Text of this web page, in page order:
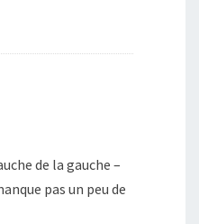
de la gauche –
pas un peu de